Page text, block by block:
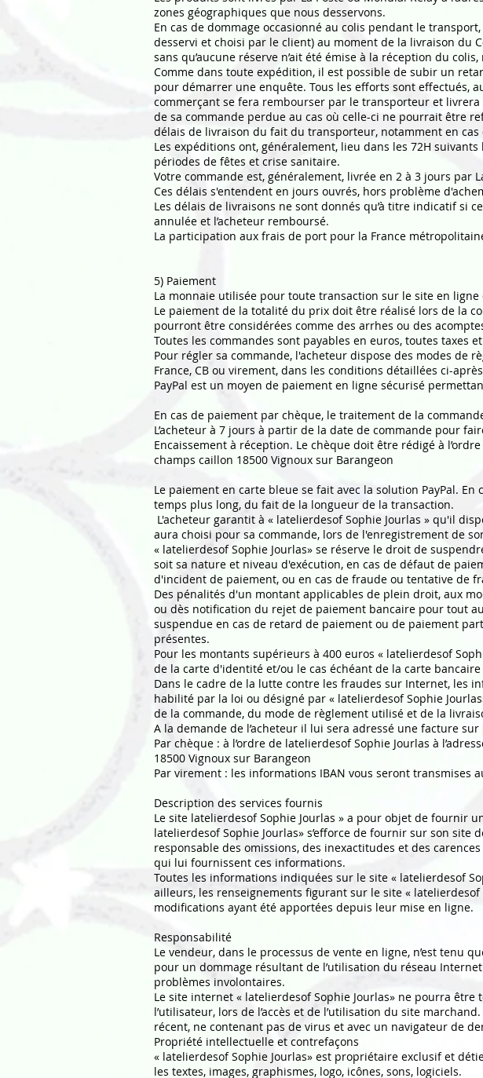
zones géographiques que nous desservons.
En cas de dommage occasionné au colis pendant le
desservi et choisi par le client) au moment de la livraison du
sans qu’aucune réserve n’ait été émise à la réception du
Comme dans toute expédition, il est possible de subir un
pour démarrer une enquête. Tous les efforts sont effectués,
commerçant se fera rembourser par le transporteur et
de sa commande perdue au cas où celle-ci ne pourrait être
délais de livraison du fait du transporteur, notamment en
Les expéditions ont, généralement, lieu dans les 72H
périodes de fêtes et crise sanitaire.
Votre commande est, généralement, livrée en 2 à 3 jours par
Ces délais s'entendent en jours ouvrés, hors problème
Les délais de livraisons ne sont donnés qu’à titre indicatif si
annulée et l’acheteur remboursé.
La participation aux frais de port pour la France
5) Paiement
La monnaie utilisée pour toute transaction sur le site en ligne
Le paiement de la totalité du prix doit être réalisé lors de la
pourront être considérées comme des arrhes ou des
Toutes les commandes sont payables en euros, toutes taxes
Pour régler sa commande, l'acheteur dispose des modes de
France, CB ou virement, dans les conditions détaillées ci-
PayPal est un moyen de paiement en ligne sécurisé
En cas de paiement par chèque, le traitement de la
L’acheteur à 7 jours à partir de la date de commande pour
Encaissement à réception. Le chèque doit être rédigé à
champs caillon 18500 Vignoux sur Barangeon
Le paiement en carte bleue se fait avec la solution PayPal.
temps plus long, du fait de la longueur de la transaction.
L'acheteur garantit à « latelierdesof Sophie Jourlas » qu'il
aura choisi pour sa commande, lors de l'enregistrement de
« latelierdesof Sophie Jourlas» se réserve le droit de
soit sa nature et niveau d'exécution, en cas de défaut de
d'incident de paiement, ou en cas de fraude ou tentative de
Des pénalités d'un montant applicables de plein droit, aux
ou dès notification du rejet de paiement bancaire pour tout
suspendue en cas de retard de paiement ou de paiement
présentes.
Pour les montants supérieurs à 400 euros « latelierdesof
de la carte d'identité et/ou le cas échéant de la carte
Dans le cadre de la lutte contre les fraudes sur Internet, les
habilité par la loi ou désigné par « latelierdesof Sophie
de la commande, du mode de règlement utilisé et de la
A la demande de l’acheteur il lui sera adressé une facture sur
Par chèque : à l’ordre de latelierdesof Sophie Jourlas à
18500 Vignoux sur Barangeon
Par virement : les informations IBAN vous seront transmises
Description des services fournis
Le site latelierdesof Sophie Jourlas » a pour objet de fournir
latelierdesof Sophie Jourlas» s’efforce de fournir sur son
responsable des omissions, des inexactitudes et des
qui lui fournissent ces informations.
Toutes les informations indiquées sur le site « latelierdesof
ailleurs, les renseignements figurant sur le site «
modifications ayant été apportées depuis leur mise en ligne.
Responsabilité
Le vendeur, dans le processus de vente en ligne, n’est tenu
pour un dommage résultant de l’utilisation du réseau
problèmes involontaires.
Le site internet « latelierdesof Sophie Jourlas» ne pourra
l’utilisateur, lors de l’accès et de l’utilisation du site
récent, ne contenant pas de virus et avec un navigateur de
Propriété intellectuelle et contrefaçons
« latelierdesof Sophie Jourlas» est propriétaire exclusif et
les textes, images, graphismes, logo, icônes, sons, logiciels.